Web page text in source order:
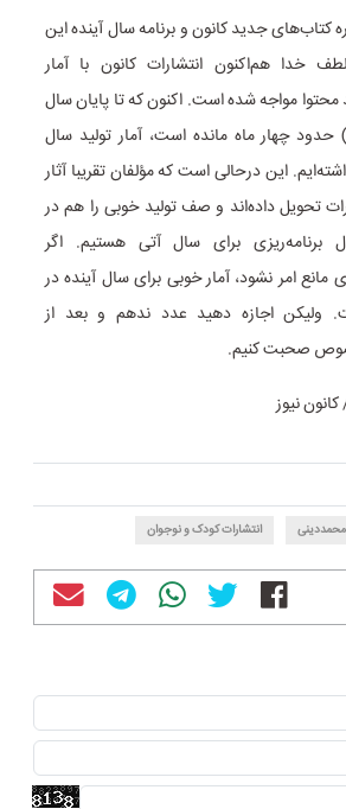
کتاب‌های جدید کانون و برنامه سال آینده این
خدا هم‌اکنون انتشارات کانون با آمار
محتوا مواجه شده است. اکنون که تا پایان سال
نشر (اردیبهشت ۱۴۰۵) حدود چهار ماه مانده است، آمار تولید سال
این درحالی است که مؤلفان تقریبا آثار
تحویل داده‌اند و صف تولید خوبی را هم در
برای سال آتی هستیم. اگر
امر نشود، آمار خوبی برای سال آینده در
ولیکن اجازه دهید عدد ندهم و بعد از
صحبت کنیم.
نیوز
انتشارات کودک و نوجوان